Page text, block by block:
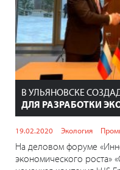
В УЛЬЯНОВСКЕ
ДЛЯ РАЗРАБОТКИ
19.02.2020 Экология
На деловом форуме
экономического роста»